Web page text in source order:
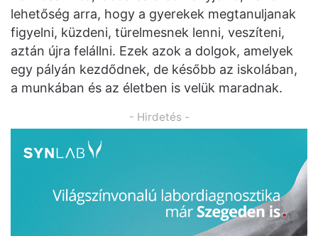
lehetőség arra, hogy a gyerekek megtanuljanak
figyelni, küzdeni, türelmesnek lenni, veszíteni,
aztán újra felállni. Ezek azok a dolgok, amelyek
egy pályán kezdődnek, de később az iskolában,
a munkában és az életben is velük maradnak.
- Hirdetés -